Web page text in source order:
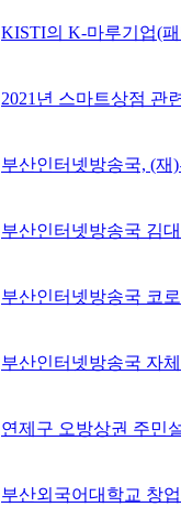
KISTI의 K-마루기업(
2021년 스마트상점 관
부산인터넷방송국, (
부산인터넷방송국 김
부산인터넷방송국 코
부산인터넷방송국 자
연제구 오방상권 주민
부산외국어대학교 창